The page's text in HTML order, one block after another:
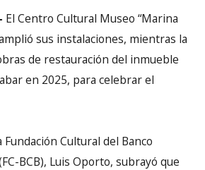
El Centro Cultural Museo “Marina
sus instalaciones, mientras la
de restauración del inmueble
en 2025, para celebrar el
Cultural del Banco
BCB), Luis Oporto, subrayó que